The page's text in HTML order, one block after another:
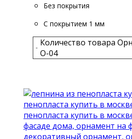
Без покрытия
С покрытием 1 мм
- Количество товара
О-04